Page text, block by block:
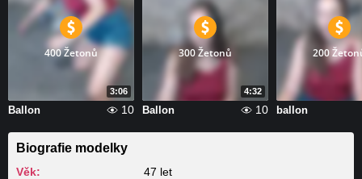
3:06
400 Žetonů
Ballon 10
4:32
300 Žetonů
Ballon 10
200
ballon
Biografie modelky
Věk: 47 let